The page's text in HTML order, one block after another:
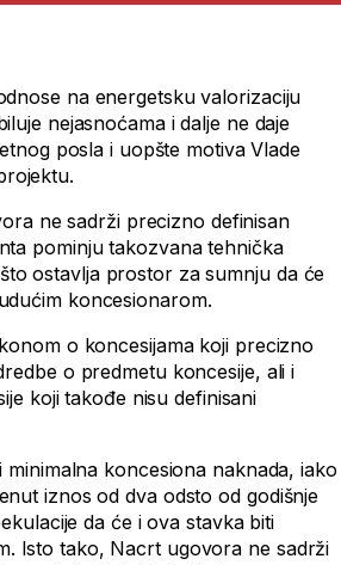
na energetsku valorizaciju
nejasnoćama i dalje ne daje
posla i uopšte motiva Vlade
ne sadrži precizno definisan
pominju takozvana tehnička
ostavlja prostor za sumnju da će
koncesionarom.
o koncesijama koji precizno
o predmetu koncesije, ali i
koji takođe nisu definisani
koncesiona naknada, iako
iznos od dva odsto od godišnje
da će i ova stavka biti
Isto tako, Nacrt ugovora ne sadrži